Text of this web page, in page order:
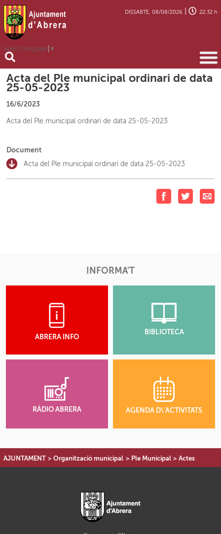
Select Language ▼
DISSABTE, 08/08/2026 22:32 h
Acta del Ple municipal ordinari de data
25-05-2023
16/6/2023
Acta del Ple municipal ordinari de data 25-05-2023
Document
Acta del Ple municipal ordinari de data 25-05-2023
INFORMA'T
ABRERA INFO
BIBLIOTECA
RÀDIO ABRERA AGENDA D\'ACTIVITATS
AJUNTAMENT > Organització municipal > Ple Municipal > Actes